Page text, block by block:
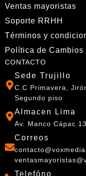
Ventas mayoristas
Soporte RRHH
Términos y
Política de Cambios
CONTACTO
Sede Trujillo
C.C Primavera,
Segundo piso
Almacen Lima
Av. Manco Cápac
Correos
Telefóno